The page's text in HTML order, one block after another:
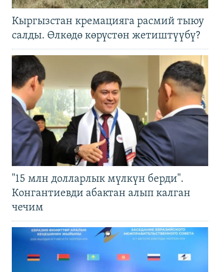
Кыргызстан кремацияга расмий тыюу
салды. Өлкөдө көрүстөн жетиштүүбү?
"15 млн долларлык мүлкүн берди".
Конгантиевди абактан алып калган
чечим